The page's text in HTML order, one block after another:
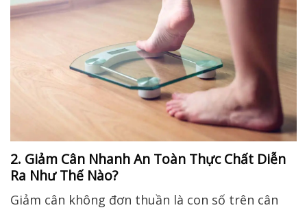
2. Giảm Cân Nhanh An Toàn Thực Chất Diễn
Ra Như Thế Nào?
Giảm cân không đơn thuần là con số trên cân